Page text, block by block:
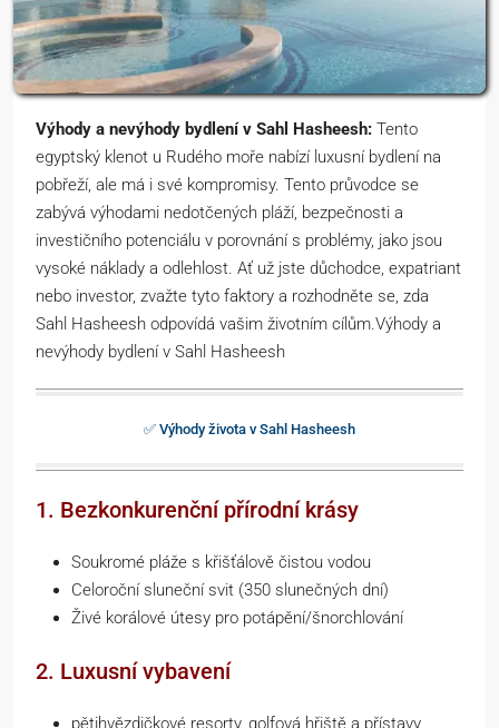
Výhody a nevýhody bydlení v Sahl Hasheesh: Tento
egyptský klenot u Rudého moře nabízí luxusní bydlení na
pobřeží, ale má i své kompromisy. Tento průvodce se
zabývá výhodami nedotčených pláží, bezpečnosti a
investičního potenciálu v porovnání s problémy, jako jsou
vysoké náklady a odlehlost. Ať už jste důchodce, expatriant
nebo investor, zvažte tyto faktory a rozhodněte se, zda
Sahl Hasheesh odpovídá vašim životním cílům.Výhody a
nevýhody bydlení v Sahl Hasheesh
✅ Výhody života v Sahl Hasheesh
1. Bezkonkurenční přírodní krásy
Soukromé pláže s křišťálově čistou vodou
Celoroční sluneční svit (350 slunečných dní)
Živé korálové útesy pro potápění/šnorchlování
2. Luxusní vybavení
pětihvězdičkové resorty, golfová hřiště a přístavy